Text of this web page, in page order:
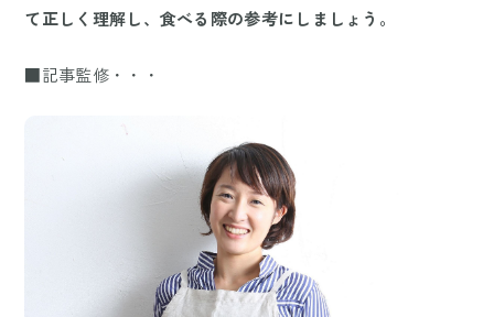
て正しく理解し、食べる際の参考にしましょう。
■記事監修・・・